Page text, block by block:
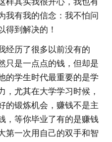
我有我的信念：我不怕问
得到解决的！
经历了很多以前没有的
只是一点点的钱，但却是
的学生时代最重要的是学
，尤其在大学学习时候，
的锻炼机会，赚钱不是主
，等你毕业了有的是赚钱
第一次用自己的双手和智